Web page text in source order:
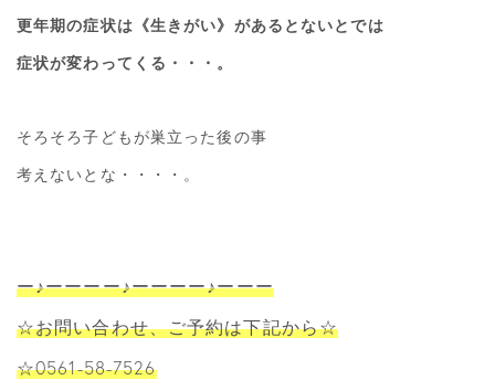
更年期の症状は《生きがい》があるとないとでは
症状が変わってくる・・・。
そろそろ子どもが巣立った後の事
考えないとな・・・・。
ー♪ーーーー♪ーーーー♪ーーー
☆お問い合わせ、ご予約は下記から☆
☆0561-58-7526